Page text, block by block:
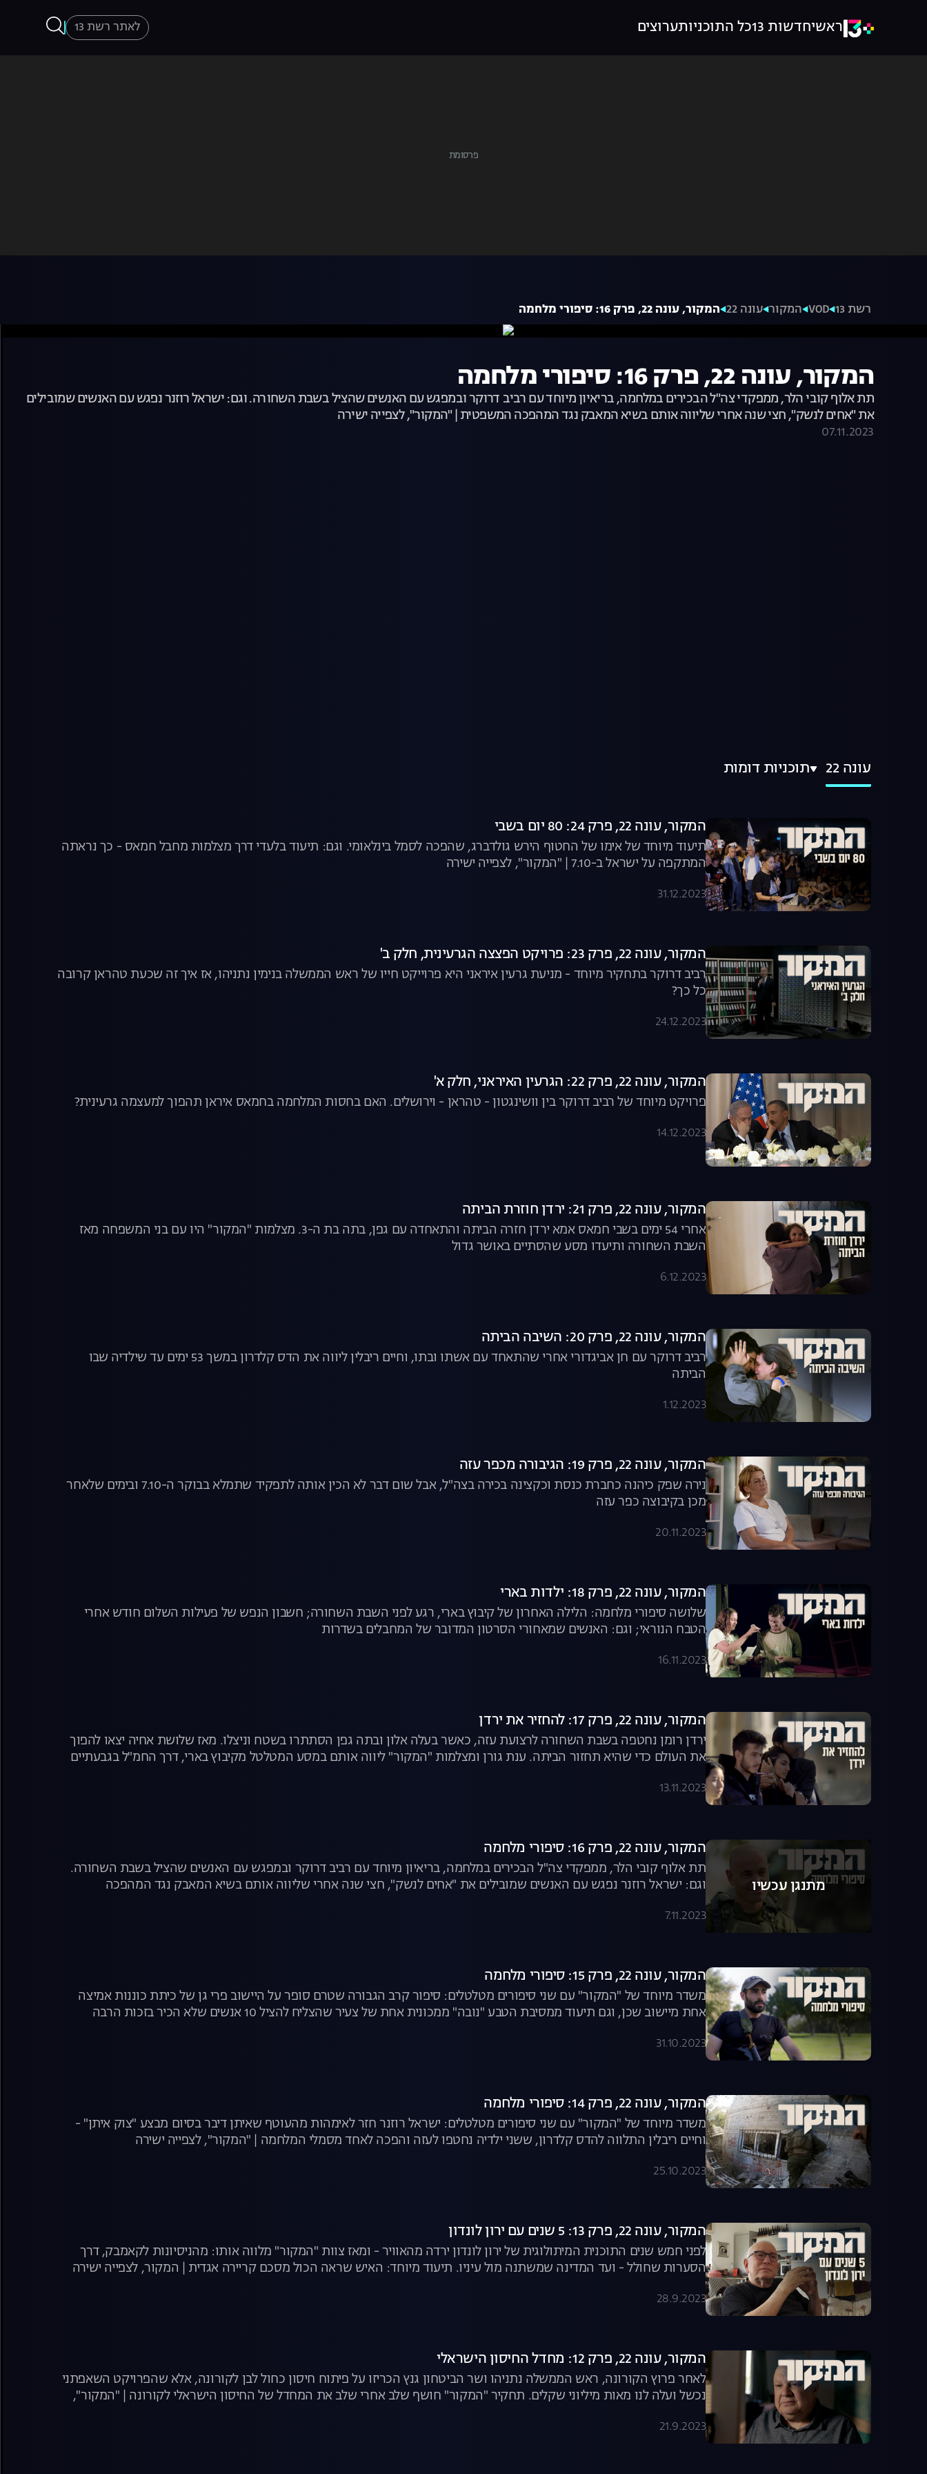
ראשיחדשות 13 כל התוכניותערוצים לאתר רשת 13
רשת 13 VOD המקור עונה 22 המקור, עונה 22, פרק 16: סיפורי מלחמה
המקור, עונה 22, פרק 16: סיפורי מלחמה
תת אלוף קובי הלר, ממפקדי צה"ל הבכירים במלחמה, בריאיון מיוחד עם רביב דרוקר ובמפגש עם האנשים שהציל בשבת השחורה. וגם: ישראל רוזנר נפגש עם האנשים שמובילים
את "אחים לנשק", חצי שנה אחרי שליווה אותם בשיא המאבק נגד המהפכה המשפטית | "המקור", לצפייה ישירה
07.11.2023
עונה 22 תוכניות דומות
המקור, עונה 22, פרק 24: 80 יום בשבי
תיעוד מיוחד של אימו של החטוף הירש גולדברג, שהפכה לסמל בינלאומי. וגם: תיעוד בלעדי דרך מצלמות מחבל חמאס - כך נראתה
המתקפה על ישראל ב-7.10 | "המקור", לצפייה ישירה
31.12.2023
המקור, עונה 22, פרק 23: פרויקט הפצצה הגרעינית, חלק ב'
רביב דרוקר בתחקיר מיוחד - מניעת גרעין איראני היא פרוייקט חייו של ראש הממשלה בנימין נתניהו, אז איך זה שכעת טהראן קרובה
כל כך?
24.12.2023
המקור, עונה 22, פרק 22: הגרעין האיראני, חלק א'
פרויקט מיוחד של רביב דרוקר בין וושינגטון - טהראן - וירושלים. האם בחסות המלחמה בחמאס איראן תהפוך למעצמה גרעינית?
14.12.2023
המקור, עונה 22, פרק 21: ירדן חוזרת הביתה
אחרי 54 ימים בשבי חמאס אמא ירדן חזרה הביתה והתאחדה עם גפן, בתה בת ה-3. מצלמות "המקור" היו עם בני המשפחה מאז
השבת השחורה ותיעדו מסע שהסתיים באושר גדול
6.12.2023
המקור, עונה 22, פרק 20: השיבה הביתה
רביב דרוקר עם חן אביגדורי אחרי שהתאחד עם אשתו ובתו, וחיים ריבלין ליווה את הדס קלדרון במשך 53 ימים עד שילדיה שבו
הביתה
1.12.2023
המקור, עונה 22, פרק 19: הגיבורה מכפר עזה
נירה שפק כיהנה כחברת כנסת וכקצינה בכירה בצה"ל, אבל שום דבר לא הכין אותה לתפקיד שתמלא בבוקר ה-7.10 ובימים שלאחר
מכן בקיבוצה כפר עזה
20.11.2023
המקור, עונה 22, פרק 18: ילדות בארי
שלושה סיפורי מלחמה: הלילה האחרון של קיבוץ בארי, רגע לפני השבת השחורה; חשבון הנפש של פעילות השלום חודש אחרי
הטבח הנוראי; וגם: האנשים שמאחורי הסרטון המדובר של המחבלים בשדרות
16.11.2023
המקור, עונה 22, פרק 17: להחזיר את ירדן
ירדן רומן נחטפה בשבת השחורה לרצועת עזה, כאשר בעלה אלון ובתה גפן הסתתרו בשטח וניצלו. מאז שלושת אחיה יצאו להפוך
את העולם כדי שהיא תחזור הביתה. ענת גורן ומצלמות "המקור" ליווה אותם במסע המטלטל מקיבוץ בארי, דרך החמ"ל בגבעתיים
ועד ברלין | "המקור", לצפייה ישירה
13.11.2023
מתנגן עכשיו
המקור, עונה 22, פרק 16: סיפורי מלחמה
תת אלוף קובי הלר, ממפקדי צה"ל הבכירים במלחמה, בריאיון מיוחד עם רביב דרוקר ובמפגש עם האנשים שהציל בשבת השחורה.
וגם: ישראל רוזנר נפגש עם האנשים שמובילים את "אחים לנשק", חצי שנה אחרי שליווה אותם בשיא המאבק נגד המהפכה
המשפטית | "המקור", לצפייה ישירה
7.11.2023
המקור, עונה 22, פרק 15: סיפורי מלחמה
משדר מיוחד של "המקור" עם שני סיפורים מטלטלים: סיפור קרב הגבורה שטרם סופר על היישוב פרי גן של כיתת כוננות אמיצה
אחת מיישוב שכן, וגם תיעוד ממסיבת הטבע "נובה" ממכונית אחת של צעיר שהצליח להציל 10 אנשים שלא הכיר בזכות הרבה
תושייה ואבא קר רוח | "המקור", לצפייה ישירה
31.10.2023
המקור, עונה 22, פרק 14: סיפורי מלחמה
משדר מיוחד של "המקור" עם שני סיפורים מטלטלים: ישראל רוזנר חזר לאימהות מהעוטף שאיתן דיבר בסיום מבצע "צוק איתן" -
וחיים ריבלין התלווה להדס קלדרון, ששני ילדיה נחטפו לעזה והפכה לאחד מסמלי המלחמה | "המקור", לצפייה ישירה
25.10.2023
המקור, עונה 22, פרק 13: 5 שנים עם ירון לונדון
לפני חמש שנים התוכנית המיתולוגית של ירון לונדון ירדה מהאוויר - ומאז צוות "המקור" מלווה אותו: מהניסיונות לקאמבק, דרך
הסערות שחולל - ועד המדינה שמשתנה מול עיניו. תיעוד מיוחד: האיש שראה הכול מסכם קריירה אגדית | המקור, לצפייה ישירה
28.9.2023
המקור, עונה 22, פרק 12: מחדל החיסון הישראלי
לאחר פרוץ הקורונה, ראש הממשלה נתניהו ושר הביטחון גנץ הכריזו על פיתוח חיסון כחול לבן לקורונה, אלא שהפרויקט השאפתני
נכשל ועלה לנו מאות מיליוני שקלים. תחקיר "המקור" חושף שלב אחרי שלב את המחדל של החיסון הישראלי לקורונה | "המקור",
לצפייה ישירה
21.9.2023